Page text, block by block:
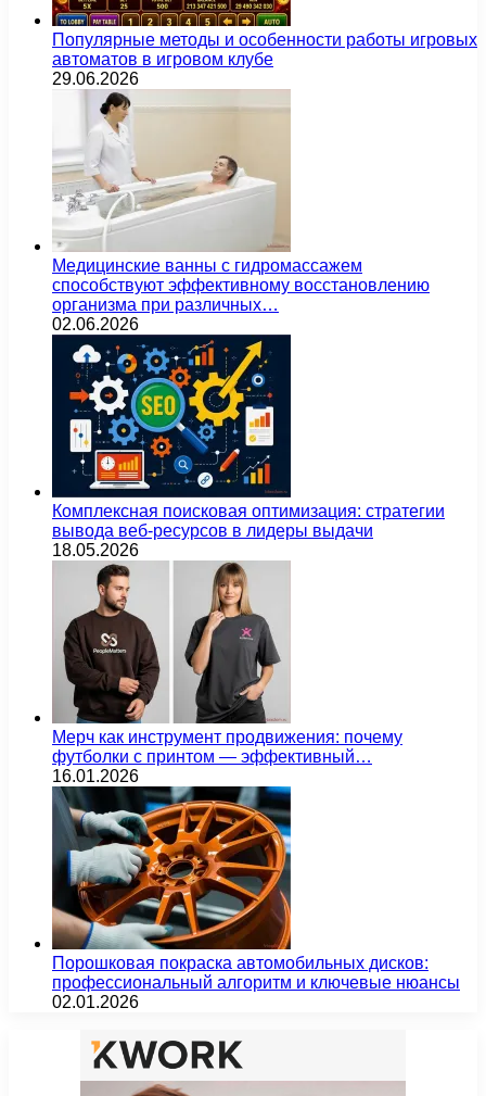
Популярные методы и особенности работы игровых
автоматов в игровом клубе
29.06.2026
Медицинские ванны с гидромассажем
способствуют эффективному восстановлению
организма при различных…
02.06.2026
Комплексная поисковая оптимизация: стратегии
вывода веб-ресурсов в лидеры выдачи
18.05.2026
Мерч как инструмент продвижения: почему
футболки с принтом — эффективный…
16.01.2026
Порошковая покраска автомобильных дисков:
профессиональный алгоритм и ключевые нюансы
02.01.2026